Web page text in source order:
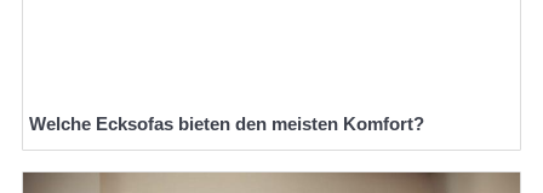
Welche Ecksofas bieten den meisten Komfort?